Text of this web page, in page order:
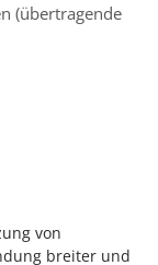
(übertragende
von
breiter und